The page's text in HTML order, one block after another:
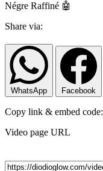
Négre Raffiné 🤖
Share via:
WhatsApp Facebook
Copy link & embed code:
Video page URL